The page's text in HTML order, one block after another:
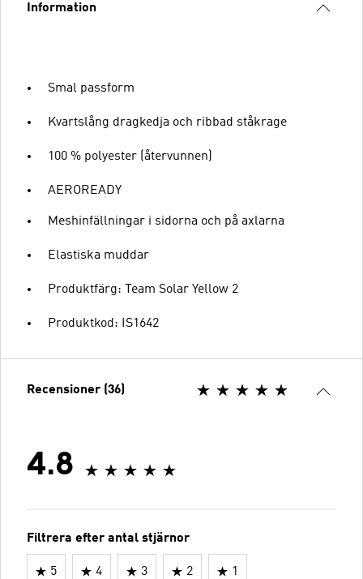
Information
Smal passform
Kvartslång dragkedja och ribbad ståkrage
100 % polyester (återvunnen)
AEROREADY
Meshinfällningar i sidorna och på axlarna
Elastiska muddar
Produktfärg: Team Solar Yellow 2
Produktkod: IS1642
Recensioner (36)
4.8
Filtrera efter antal stjärnor
5 4 3 2 1